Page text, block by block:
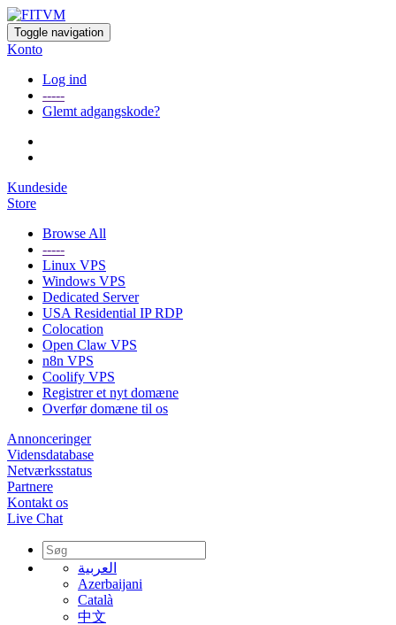
Toggle navigation
Konto
Log ind
-----
Glemt adgangskode?
Kundeside
Store
Browse All
-----
Linux VPS
Windows VPS
Dedicated Server
USA Residential IP RDP
Colocation
Open Claw VPS
n8n VPS
Coolify VPS
Registrer et nyt domæne
Overfør domæne til os
Annonceringer
Vidensdatabase
Netværksstatus
Partnere
Kontakt os
Live Chat
العربية
Azerbaijani
Català
中文